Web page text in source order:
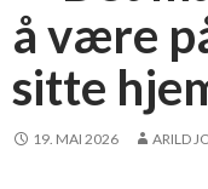
å være
sitte
19. MAI 2026 ARILD